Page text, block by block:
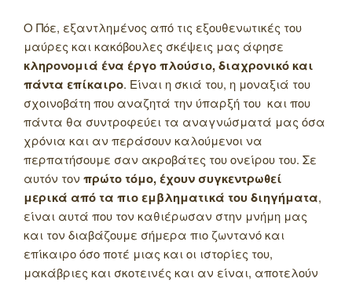
Ο Πόε, εξαντλημένος από τις εξουθενωτικές του
μαύρες και κακόβουλες σκέψεις μας άφησε
κληρονομιά ένα έργο πλούσιο, διαχρονικό και
πάντα επίκαιρο. Είναι η σκιά του, η μοναξιά του
σχοινοβάτη που αναζητά την ύπαρξή του και που
πάντα θα συντροφεύει τα αναγνώσματά μας όσα
χρόνια και αν περάσουν καλούμενοι να
περπατήσουμε σαν ακροβάτες του ονείρου του. Σε
αυτόν τον πρώτο τόμο, έχουν συγκεντρωθεί
μερικά από τα πιο εμβληματικά του διηγήματα,
είναι αυτά που τον καθιέρωσαν στην μνήμη μας
και τον διαβάζουμε σήμερα πιο ζωντανό και
επίκαιρο όσο ποτέ μιας και οι ιστορίες του,
μακάβριες και σκοτεινές και αν είναι, αποτελούν